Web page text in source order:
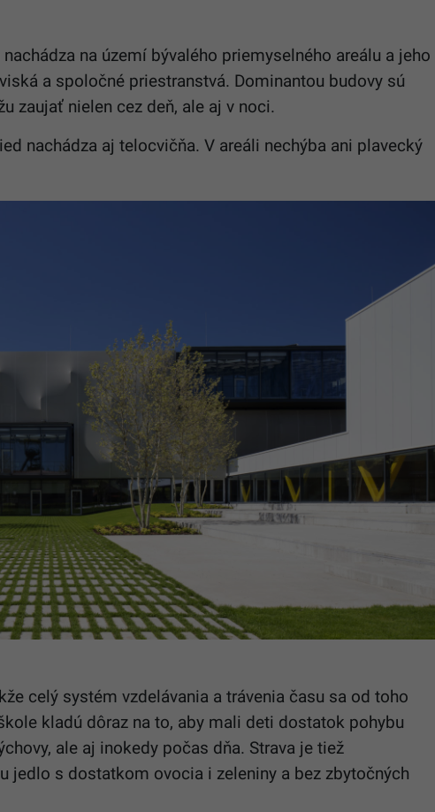
na území bývalého priemyselného areálu a jeho
a spoločné priestranstvá. Dominantou budovy sú
zaujať nielen cez deň, ale aj v noci.
nachádza aj telocvičňa. V areáli nechýba ani plavecký
celý systém vzdelávania a trávenia času sa od toho
kladú dôraz na to, aby mali deti dostatok pohybu
ale aj inokedy počas dňa. Strava je tiež
jedlo s dostatkom ovocia i zeleniny a bez zbytočných